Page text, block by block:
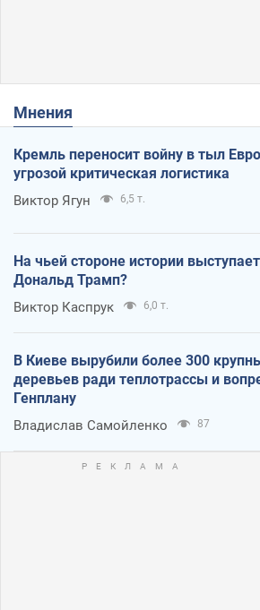
Мнения
Кремль переносит войну в тыл
угрозой критическая логистика
Виктор Ягун 6,5 т.
На чьей стороне истории выступает
Дональд Трамп?
Виктор Каспрук 6,0 т.
В Киеве вырубили более 300
деревьев ради теплотрассы и
Генплану
Владислав Самойленко 87